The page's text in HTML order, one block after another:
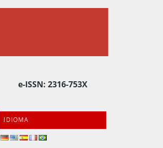
e-ISSN: 2316-753X
IDIOMA